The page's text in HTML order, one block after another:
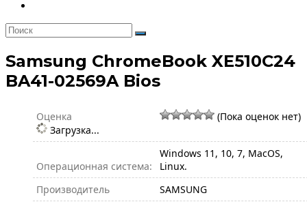
Samsung ChromeBook XE510C24
BA41-02569A Bios
Оценка
(Пока оценок нет)
Загрузка...
Операционная система:
Windows 11, 10, 7, MacOS,
Linux.
Производитель
SAMSUNG